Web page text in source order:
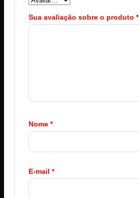
Sua avaliação sobre o produto *
Nome *
E-mail *